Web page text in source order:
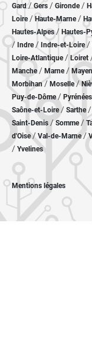
Gard/Gers / Gironde/
Loire/Haute-Marne/
Hautes-Alpes/ Hautes-
/ Indre/ Indre-et-Loire/
Loire-Atlantique/ Loiret
Manche/ Marne/
Morbihan/ Moselle/
Puy-de-Dôme/
Saône-et-Loire/ Sarthe/
Saint-Denis /Somme/
d'Oise/ Val-de-Marne/
/ Yvelines
Mentions légales